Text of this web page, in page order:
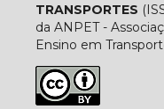
TRANSPORTES
da ANPET -
Ensino em